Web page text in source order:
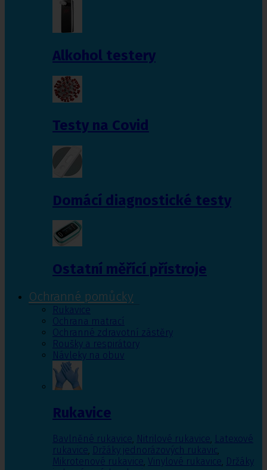
Alkohol testery
Testy na Covid
Domácí diagnostické testy
Ostatní měřící přístroje
Ochranné pomůcky
Rukavice
Ochrana matrací
Ochranné zdravotní zástěry
Roušky a respirátory
Návleky na obuv
Rukavice
Bavlněné rukavice, Nitrilové rukavice, Latexové
rukavice, Držáky jednorázových rukavic,
Mikrotenové rukavice, Vinylové rukavice, Držáky